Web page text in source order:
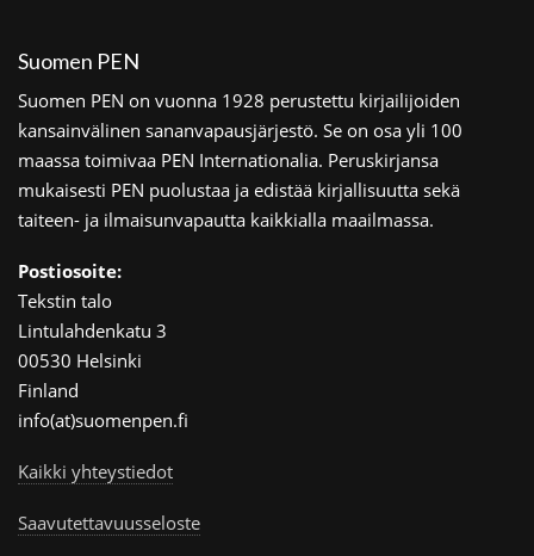
Suomen PEN
Suomen PEN on vuonna 1928 perustettu kirjailijoiden
kansainvälinen sananvapausjärjestö. Se on osa yli 100
maassa toimivaa PEN Internationalia. Peruskirjansa
mukaisesti PEN puolustaa ja edistää kirjallisuutta sekä
taiteen- ja ilmaisunvapautta kaikkialla maailmassa.
Postiosoite:
Tekstin talo
Lintulahdenkatu 3
00530 Helsinki
Finland
info(at)suomenpen.fi
Kaikki yhteystiedot
Saavutettavuusseloste